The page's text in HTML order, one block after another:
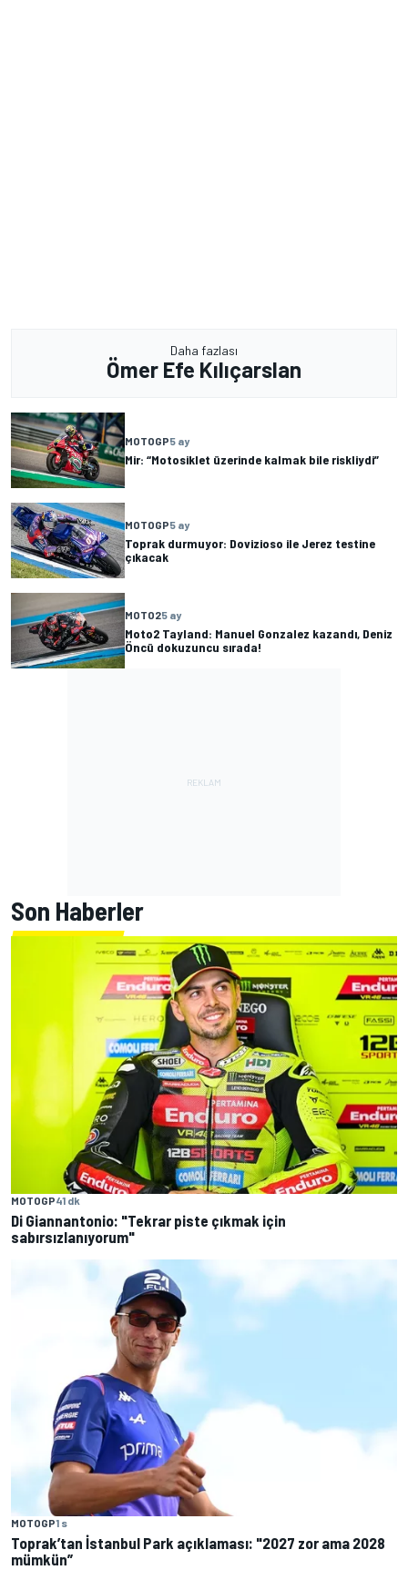
Daha fazlası
Ömer Efe Kılıçarslan
MOTOGP5 ay
Mir: “Motosiklet üzerinde kalmak bile riskliydi”
MOTOGP5 ay
Toprak durmuyor: Dovizioso ile Jerez testine
çıkacak
MOTO25 ay
Moto2 Tayland: Manuel Gonzalez kazandı, Deniz
Öncü dokuzuncu sırada!
Son Haberler
MOTOGP41 dk
Di Giannantonio: "Tekrar piste çıkmak için
sabırsızlanıyorum"
MOTOGP1 s
Toprak’tan İstanbul Park açıklaması: "2027 zor ama 2028
mümkün”